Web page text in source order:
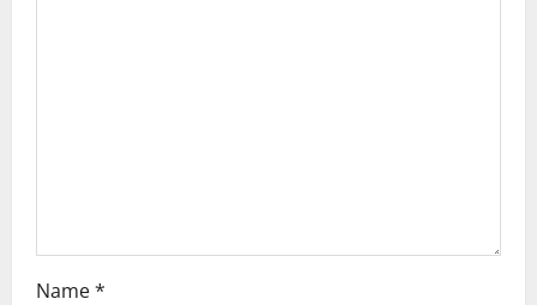
Name*